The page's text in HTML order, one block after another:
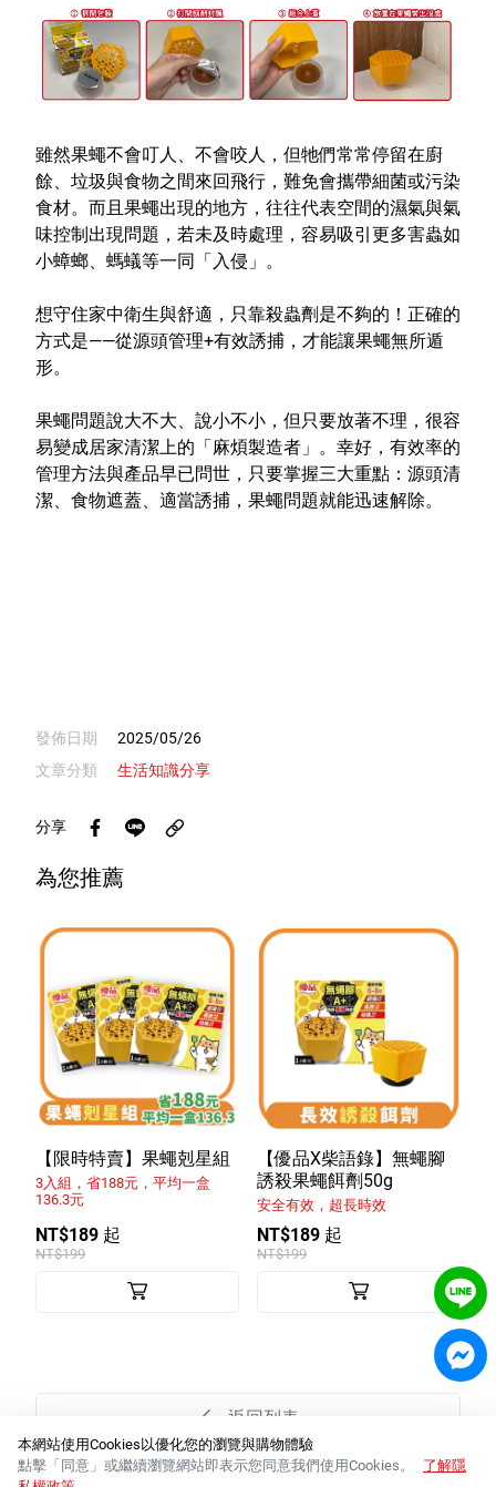
雖然果蠅不會叮人、不會咬人，但牠們常常停留在廚
餘、垃圾與食物之間來回飛行，難免會攜帶細菌或污染
食材。而且果蠅出現的地方，往往代表空間的濕氣與氣
味控制出現問題，若未及時處理，容易吸引更多害蟲如
小蟑螂、螞蟻等一同「入侵」。
想守住家中衛生與舒適，只靠殺蟲劑是不夠的！正確的
方式是——從源頭管理+有效誘捕，才能讓果蠅無所遁
形。
果蠅問題說大不大、說小不小，但只要放著不理，很容
易變成居家清潔上的「麻煩製造者」。幸好，有效率的
管理方法與產品早已問世，只要掌握三大重點：源頭清
潔、食物遮蓋、適當誘捕，果蠅問題就能迅速解除。
發佈日期
2025/05/26
文章分類
生活知識分享
分享
為您推薦
【限時特賣】果蠅剋星組
3入組，省188元，平均一盒
136.3元
NT$189 起
NT$199
【優品X柴語錄】無蠅腳
誘殺果蠅餌劑50g
安全有效，超長時效
NT$189 起
NT$199
返回列表
本網站使用Cookies以優化您的瀏覽與購物體驗
點擊「同意」或繼續瀏覽網站即表示您同意我們使用Cookies。
了解隱